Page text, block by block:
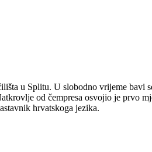
u Splitu. U slobodno vrijeme bavi
od čempresa osvojio je prvo
hrvatskoga jezika.